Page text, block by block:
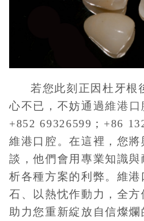
若您此刻正因杜牙根
心不已，不妨通過維港口
+852 69326599；+86
維港口腔。在這裡，您
談，他們會用專業知識
析各種方案的利弊。維
石、以熱忱作動力，全方
助力您重新綻放自信燦爛